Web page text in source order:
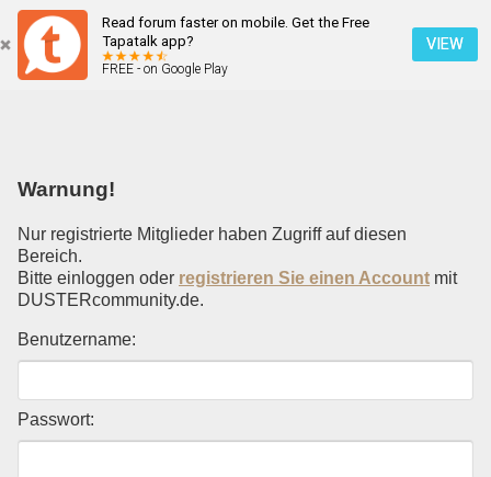
Read forum faster on mobile. Get the Free
Tapatalk app?
FREE - on Google Play
VIEW
Einloggen
Warnung!
Nur registrierte Mitglieder haben Zugriff auf diesen
Bereich.
Bitte einloggen oder registrieren Sie einen Account mit
DUSTERcommunity.de.
Benutzername:
Passwort: